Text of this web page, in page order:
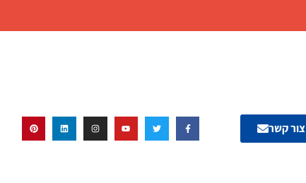
צור קשר